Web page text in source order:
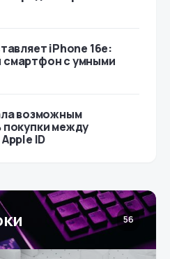
iPhone 16e:
с умными
возможным
покупки между
ID
56